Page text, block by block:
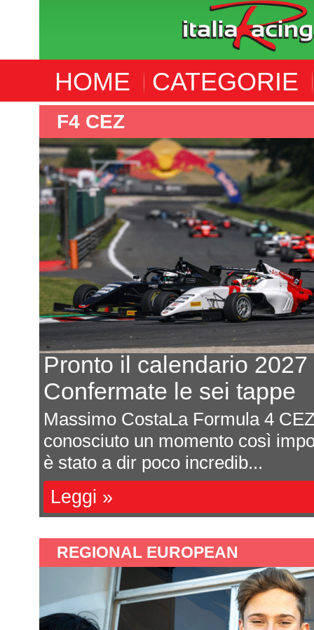
HOME CATEGORIE
F4 CEZ
Pronto il calendario 2027
Confermate le sei tappe
Massimo CostaLa Formula 4
conosciuto un momento così
è stato a dir poco incredib...
Leggi »
REGIONAL EUROPEAN